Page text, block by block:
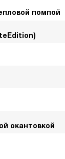
помпой
окантовкой